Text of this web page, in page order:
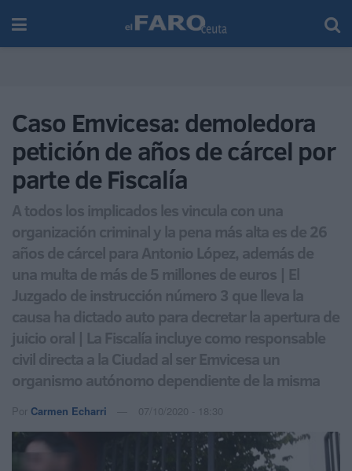
Caso Emvicesa: demoledora
petición de años de cárcel por
parte de Fiscalía
A todos los implicados les vincula con una
organización criminal y la pena más alta es de 26
años de cárcel para Antonio López, además de
una multa de más de 5 millones de euros | El
Juzgado de instrucción número 3 que lleva la
causa ha dictado auto para decretar la apertura de
juicio oral | La Fiscalía incluye como responsable
civil directa a la Ciudad al ser Emvicesa un
organismo autónomo dependiente de la misma
Por Carmen Echarri 07/10/2020 - 18:30